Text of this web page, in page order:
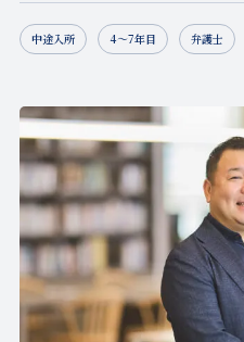
中途入所 4〜7年目 弁護士